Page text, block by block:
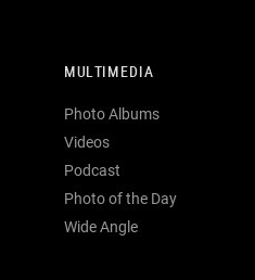
MULTIMEDIA
Photo Albums
Videos
Podcast
Photo of the Day
Wide Angle